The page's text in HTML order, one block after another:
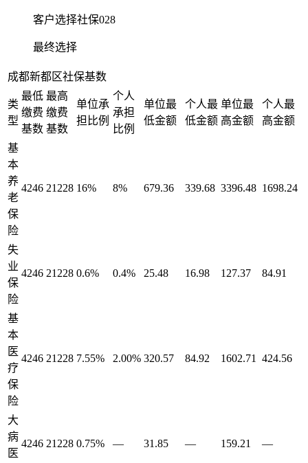
客户选择社保028
最终选择
成都新都区社保基数
类
型
最低
缴费
基数
最高
缴费
基数
单位承
担比例
个人
承担
比例
单位最
低金额
个人最
低金额
单位最
高金额
个人最
高金额
基
本
养
老
保
险
4246 21228 16% 8% 679.36 339.68 3396.48 1698.24
失
业
保
险
4246 21228 0.6% 0.4% 25.48 16.98 127.37 84.91
基
本
医
疗
保
险
4246 21228 7.55% 2.00% 320.57 84.92 1602.71 424.56
大
病
医
4246 21228 0.75% — 31.85 — 159.21 —